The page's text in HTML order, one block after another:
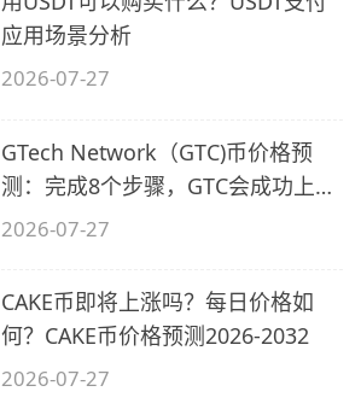
应用场景分析
2026-07-27
GTech Network（GTC)币价格预
测：完成8个步骤，GTC会成功上市
吗？
2026-07-27
CAKE币即将上涨吗？每日价格如
何？CAKE币价格预测2026-2032
2026-07-27